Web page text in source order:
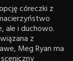
córeczki z
ale i duchowo.
z
Meg Ryan ma